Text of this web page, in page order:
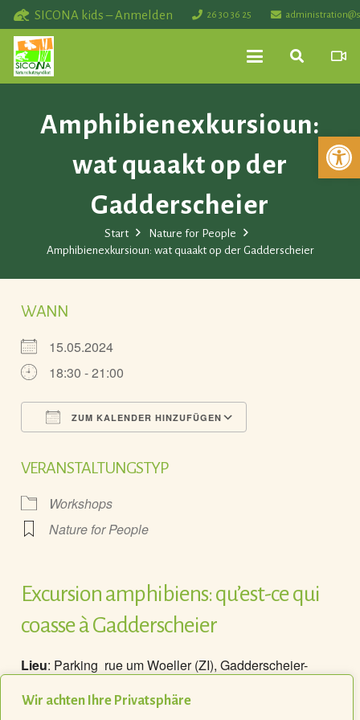
Wir achten Ihre Privatsphäre
SICONA kids – Anmelden 26 30 36 25
Amphibienexkursioun:
wat quaakt op der
Gadderscheier
Start
Nature for People
Amphibienexkursioun: wat quaakt op der Gadderscheier
WANN
15.05.2024
18:30 - 21:00
ZUM KALENDER HINZUFÜGEN
VERANSTALTUNGSTYP
Workshops
Nature for People
Excursion amphibiens: qu’est-ce qui
coasse à Gadderscheier
Lieu: Parking rue um Woeller (ZI), Gadderscheier-
Sanem –http://g-o.lu/3/AlGt
Inscriptionspar e-mail:administration@sicona.lu
par téléphone: 26 30 36 25